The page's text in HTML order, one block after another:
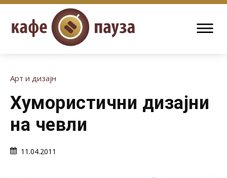
Арт и дизајн
Хумористични дизајни
на чевли
11.04.2011